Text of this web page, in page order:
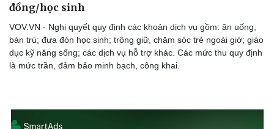
đồng/học sinh
VOV.VN - Nghị quyết quy định các khoản dịch vụ gồm: ăn uống,
bán trú; đưa đón học sinh; trông giữ, chăm sóc trẻ ngoài giờ; giáo
dục kỹ năng sống; các dịch vụ hỗ trợ khác. Các mức thu quy định
là mức trần, đảm bảo minh bạch, công khai.